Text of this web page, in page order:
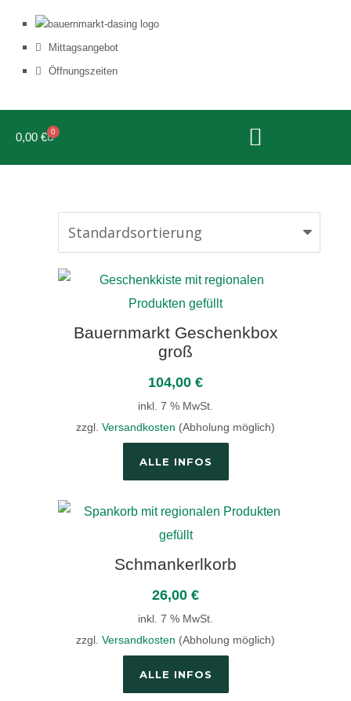
Mittagsangebot
Öffnungszeiten
0,00 € 0
Bauernmarkt Geschenkbox
groß
104,00 €
inkl. 7 % MwSt.
zzgl. Versandkosten (Abholung möglich)
ALLE INFOS
Schmankerlkorb
26,00 €
inkl. 7 % MwSt.
zzgl. Versandkosten (Abholung möglich)
ALLE INFOS